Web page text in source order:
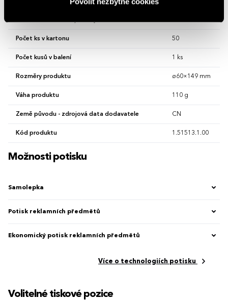
Počet ks v kartonu 50
Počet kusů v balení 1 ks
Rozměry produktu ø60×149 mm
Váha produktu 110 g
Země původu - zdrojová data dodavatele CN
Kód produktu 1.51513.1.00
Možnosti potisku
Samolepka
Potisk reklamních předmětů
Ekonomický potisk reklamních předmětů
Více o technologiích potisku
Volitelné tiskové pozice